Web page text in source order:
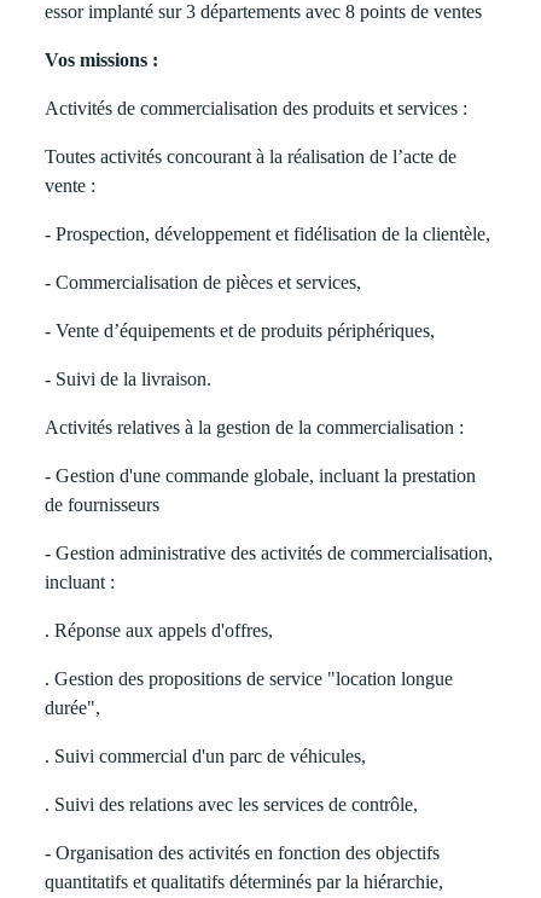
essor implanté sur 3 départements avec 8 points de ventes
Vos missions :
Activités de commercialisation des produits et services :
Toutes activités concourant à la réalisation de l’acte de
vente :
- Prospection, développement et fidélisation de la clientèle,
- Commercialisation de pièces et services,
- Vente d’équipements et de produits périphériques,
- Suivi de la livraison.
Activités relatives à la gestion de la commercialisation :
- Gestion d'une commande globale, incluant la prestation
de fournisseurs
- Gestion administrative des activités de commercialisation,
incluant :
. Réponse aux appels d'offres,
. Gestion des propositions de service "location longue
durée",
. Suivi commercial d'un parc de véhicules,
. Suivi des relations avec les services de contrôle,
- Organisation des activités en fonction des objectifs
quantitatifs et qualitatifs déterminés par la hiérarchie,